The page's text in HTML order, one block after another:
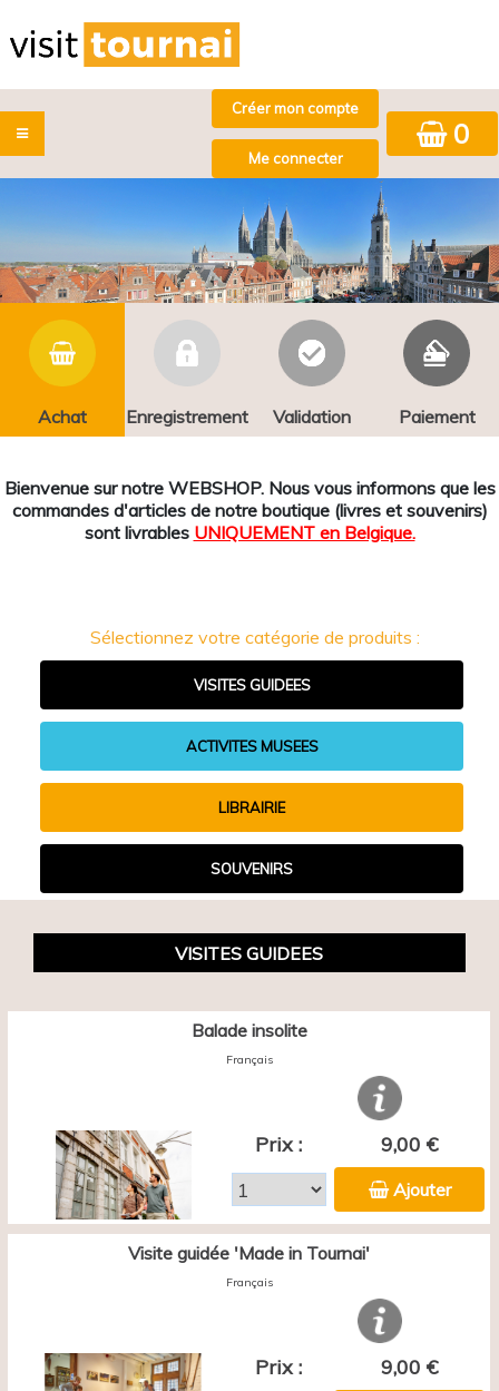
0
Achat Enregistrement Validation Paiement
Bienvenue sur notre WEBSHOP. Nous vous informons que les
commandes d'articles de notre boutique (livres et souvenirs)
sont livrables UNIQUEMENT en Belgique.
Sélectionnez votre catégorie de produits :
VISITES GUIDEES
ACTIVITES MUSEES
LIBRAIRIE
SOUVENIRS
VISITES GUIDEES
Balade insolite
Français
Prix : 9,00 €
Ajouter
Visite guidée 'Made in Tournai'
Français
Prix : 9,00 €